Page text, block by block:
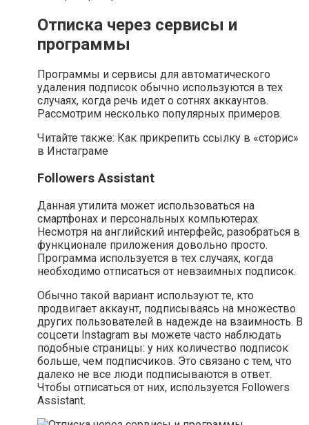
Отписка через сервисы и
программы
Программы и сервисы для автоматического
удаления подписок обычно используются в тех
случаях, когда речь идет о сотнях аккаунтов.
Рассмотрим несколько популярных примеров.
Читайте также: Как прикрепить ссылку в «сторис»
в Инстаграме
Followers Assistant
Данная утилита может использоваться на
смартфонах и персональных компьютерах.
Несмотря на английский интерфейс, разобраться в
функционале приложения довольно просто.
Программа используется в тех случаях, когда
необходимо отписаться от невзаимных подписок.
Обычно такой вариант используют те, кто
продвигает аккаунт, подписываясь на множество
других пользователей в надежде на взаимность. В
соцсети Instagram вы можете часто наблюдать
подобные страницы: у них количество подписок
больше, чем подписчиков. Это связано с тем, что
далеко не все люди подписываются в ответ.
Чтобы отписаться от них, используется Followers
Assistant.